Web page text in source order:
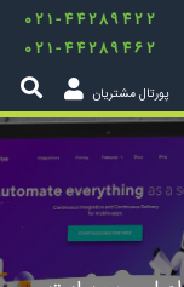
۰۲۱-۴۴۲۸۹۴۲۲
۰۲۱-۴۴۲۸۹۴۶۲
پورتال مشتریان